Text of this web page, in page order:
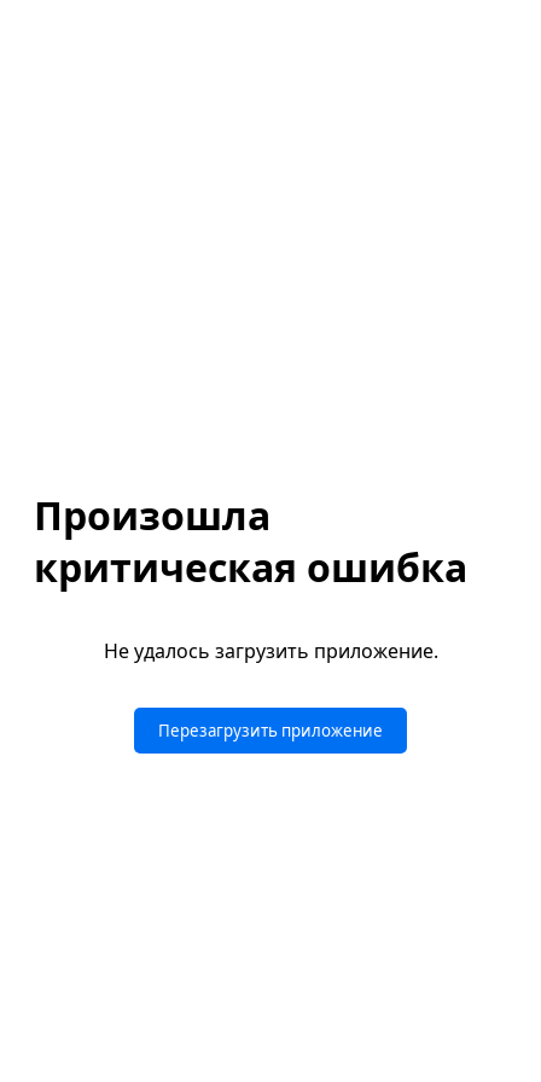
Произошла
критическая ошибка
Не удалось загрузить приложение.
Перезагрузить приложение